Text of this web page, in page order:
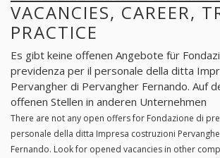
VACANCIES, CAREER,
PRACTICE
Es gibt keine offenen Angebote für
previdenza per il personale della ditta
Pervangher di Pervangher Fernando. Auf
offenen Stellen in anderen Unternehmen
There are not any open offers for Fondazione di
personale della ditta Impresa costruzioni
Fernando. Look for opened vacancies in other